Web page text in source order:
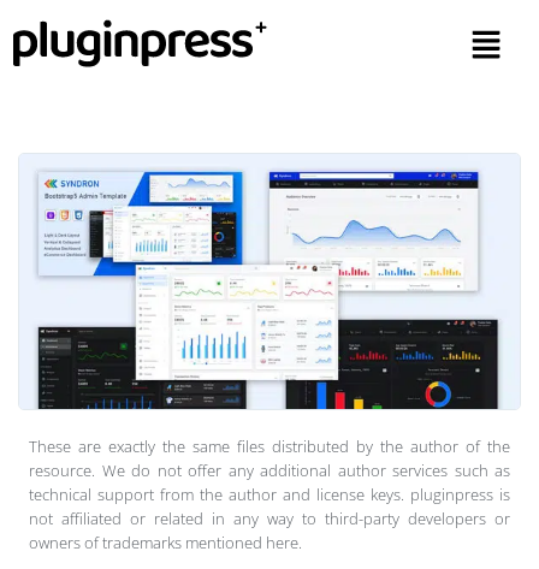
These are exactly the same files distributed by the author of the
resource. We do not offer any additional author services such as
technical support from the author and license keys. pluginpress is
not affiliated or related in any way to third-party developers or
owners of trademarks mentioned here.